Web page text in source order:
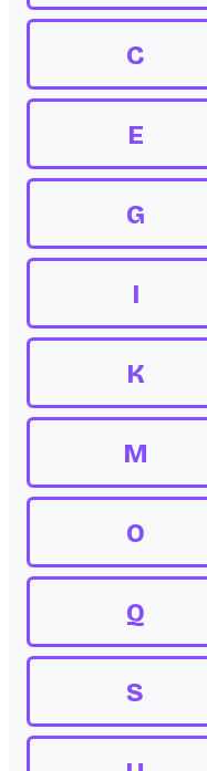
C
E
G
I
K
M
O
Q
S